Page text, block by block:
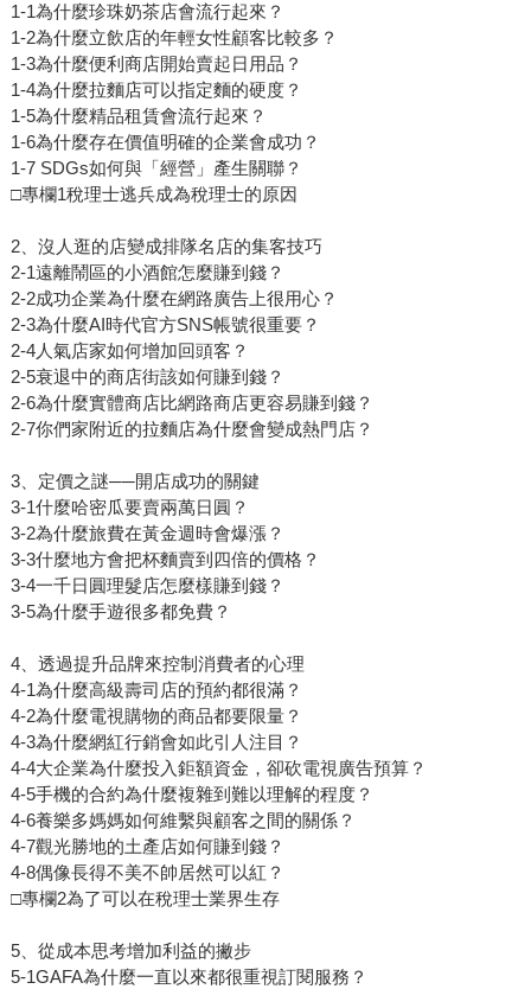
1-1為什麼珍珠奶茶店會流行起來？
1-2為什麼立飲店的年輕女性顧客比較多？
1-3為什麼便利商店開始賣起日用品？
1-4為什麼拉麵店可以指定麵的硬度？
1-5為什麼精品租賃會流行起來？
1-6為什麼存在價值明確的企業會成功？
1-7 SDGs如何與「經營」產生關聯？
□專欄1稅理士逃兵成為稅理士的原因
2、沒人逛的店變成排隊名店的集客技巧
2-1遠離鬧區的小酒館怎麼賺到錢？
2-2成功企業為什麼在網路廣告上很用心？
2-3為什麼AI時代官方SNS帳號很重要？
2-4人氣店家如何增加回頭客？
2-5衰退中的商店街該如何賺到錢？
2-6為什麼實體商店比網路商店更容易賺到錢？
2-7你們家附近的拉麵店為什麼會變成熱門店？
3、定價之謎──開店成功的關鍵
3-1什麼哈密瓜要賣兩萬日圓？
3-2為什麼旅費在黃金週時會爆漲？
3-3什麼地方會把杯麵賣到四倍的價格？
3-4一千日圓理髮店怎麼樣賺到錢？
3-5為什麼手遊很多都免費？
4、透過提升品牌來控制消費者的心理
4-1為什麼高級壽司店的預約都很滿？
4-2為什麼電視購物的商品都要限量？
4-3為什麼網紅行銷會如此引人注目？
4-4大企業為什麼投入鉅額資金，卻砍電視廣告預算？
4-5手機的合約為什麼複雜到難以理解的程度？
4-6養樂多媽媽如何維繫與顧客之間的關係？
4-7觀光勝地的土產店如何賺到錢？
4-8偶像長得不美不帥居然可以紅？
□專欄2為了可以在稅理士業界生存
5、從成本思考增加利益的撇步
5-1GAFA為什麼一直以來都很重視訂閱服務？